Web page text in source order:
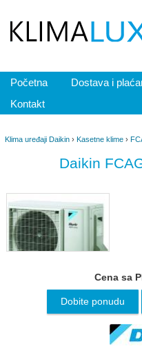
Početna Dostava i
Kontakt
Klima uređaji Daikin › Kasetne klime ›
Daikin
Cena sa
Dobite ponudu